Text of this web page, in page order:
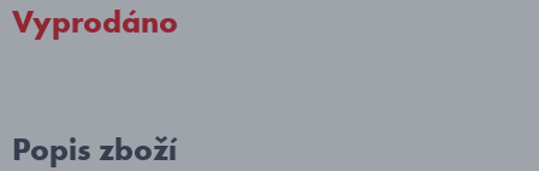
Vyprodáno
Popis zboží